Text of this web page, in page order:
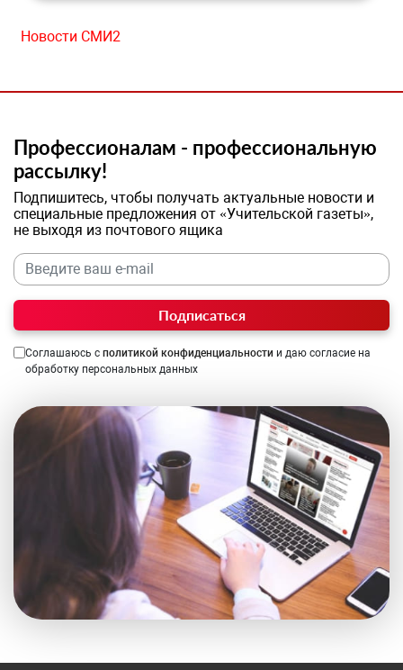
Новости СМИ2
Профессионалам - профессиональную
рассылку!
Подпишитесь, чтобы получать актуальные новости и
специальные предложения от «Учительской газеты»,
не выходя из почтового ящика
Подписаться
Соглашаюсь с политикой конфиденциальности и даю согласие на
обработку персональных данных